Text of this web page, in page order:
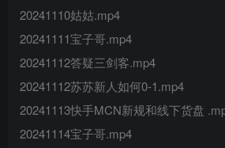
20241110姑姑.mp4
20241111宝子哥.mp4
20241112答疑三剑客.mp4
20241112苏苏新人如何0-1.mp4
20241113快手MCN新规和线下货盘
20241114宝子哥.mp4